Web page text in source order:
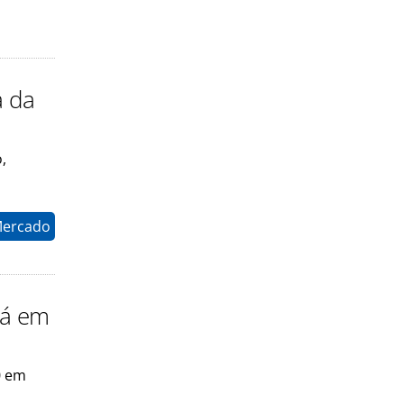
da
em
em